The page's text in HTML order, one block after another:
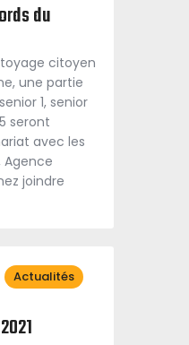
du
citoyen
une partie
1, senior
seront
avec les
Agence
joindre
Actualités